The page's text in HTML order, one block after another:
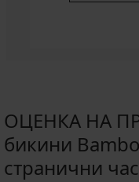
ОЦЕНКА НА
бикини
странични